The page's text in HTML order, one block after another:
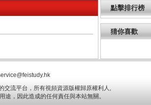
點擊排行榜
猜你喜歡
交流平台，所有視頻資源版權歸原權利人,
，因此造成的任何責任與本站無關。